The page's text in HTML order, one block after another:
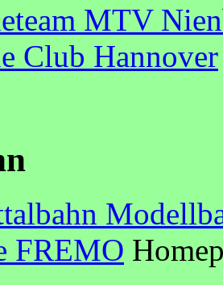
MTV
Club Hannover
FREMO